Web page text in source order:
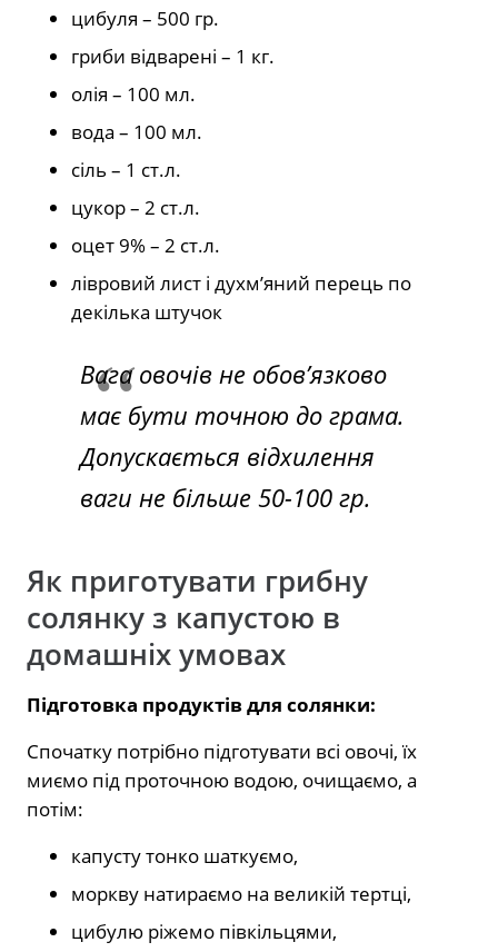
цибуля – 500 гр.
гриби відварені – 1 кг.
олія – 100 мл.
вода – 100 мл.
сіль – 1 ст.л.
цукор – 2 ст.л.
оцет 9% – 2 ст.л.
лівровий лист і духм’яний перець по
декілька штучок
Вага овочів не обов’язково
має бути точною до грама.
Допускається відхилення
ваги не більше 50-100 гр.
Як приготувати грибну
солянку з капустою в
домашніх умовах
Підготовка продуктів для солянки:
Спочатку потрібно підготувати всі овочі, їх
миємо під проточною водою, очищаємо, а
потім:
капусту тонко шаткуємо,
моркву натираємо на великій тертці,
цибулю ріжемо півкільцями,